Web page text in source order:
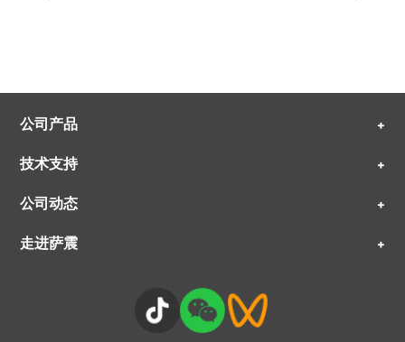
公司产品 +
技术支持 +
公司动态 +
走进萨震 +